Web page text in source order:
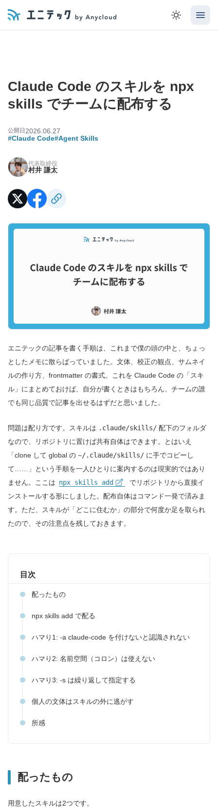
Claude Code のスキルを npx
skills でチームに配布する
公開日 2026.06.27
#Claude Code#Agent Skills
代表取締役
村井 謙太
エニテックの記事を書く手順は、これまで僕の頭の中と、ちょっ
としたメモに散らばっていました。文体、校正の観点、サムネイ
ルの作り方、frontmatter の書式。これを Claude Code の「スキ
ル」にまとめておけば、自分が書くときはもちろん、チームの誰
でも同じ品質で記事を出せるはずだと思いました。
問題は配り方です。スキルは .claude/skills/ 配下のフォルダ
なので、リポジトリに置けば共有自体はできます。とはいえ
「clone して global の ~/.claude/skills/ に手でコピーし
て……」という手順を一人ひとりに案内するのは現実的ではあり
ません。ここは npx skills add
でリポジトリから直接イ
ンストールする形にしました。配布自体はコマンド一発で済みま
す。ただ、スキルが「どこに住むか」の部分で何度か足を取られ
たので、その注意点を残しておきます。
目次
配ったもの
npx skills add で配る
ハマり1: -a claude-code を付けないと認識されない
ハマり2: 名前空間（コロン）は使えない
ハマり3: -s は繰り返して指定する
個人の文体はスキルの外に逃がす
所感
配ったもの
用意したスキルは2つです。